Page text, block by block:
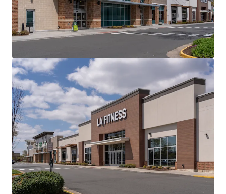
Minimal CapEx Spend Required - $18.4 Million
Invested in Capital Improvements During the
Property's Full Redevelopment in 2019
Premier Grocer and National Tenant Line-Up
Providing a Secure Income Stream Via 7.2 Years of
WALT
Robust Demographics with $201K Average
Household Income and a Population of 242K within
a 5-Mile Radius
Growing Submarket with a 12% 5-Year Projected
Population Growth with Over 5,400,000 SF of
Planned Mixed-Use Development in a ~1-Mile
Radius